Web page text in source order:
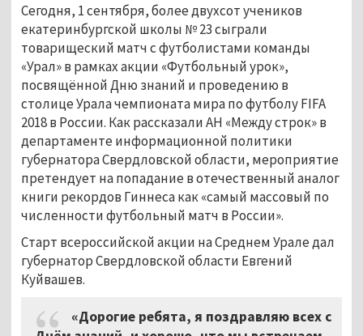
Сегодня, 1 сентября, более двухсот учеников
екатеринбургской школы № 23 сыграли
товарищеский матч с футболистами команды
«Урал» в рамках акции «Футбольный урок»,
посвящённой Дню знаний и проведению в
столице Урала чемпионата мира по футболу FIFA
2018 в России. Как рассказали АН «Между строк» в
департаменте информационной политики
губернатора Свердловской области, мероприятие
претендует на попадание в отечественный аналог
книги рекордов Гиннеса как «самый массовый по
численности футбольный матч в России».
Старт всероссийской акции на Среднем Урале дал
губернатор Свердловской области Евгений
Куйвашев.
«Дорогие ребята, я поздравляю всех с